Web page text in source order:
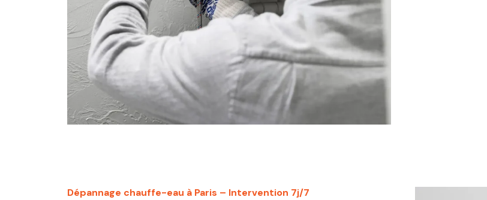
Dépannage chauffe-eau à Paris – Intervention 7j/7